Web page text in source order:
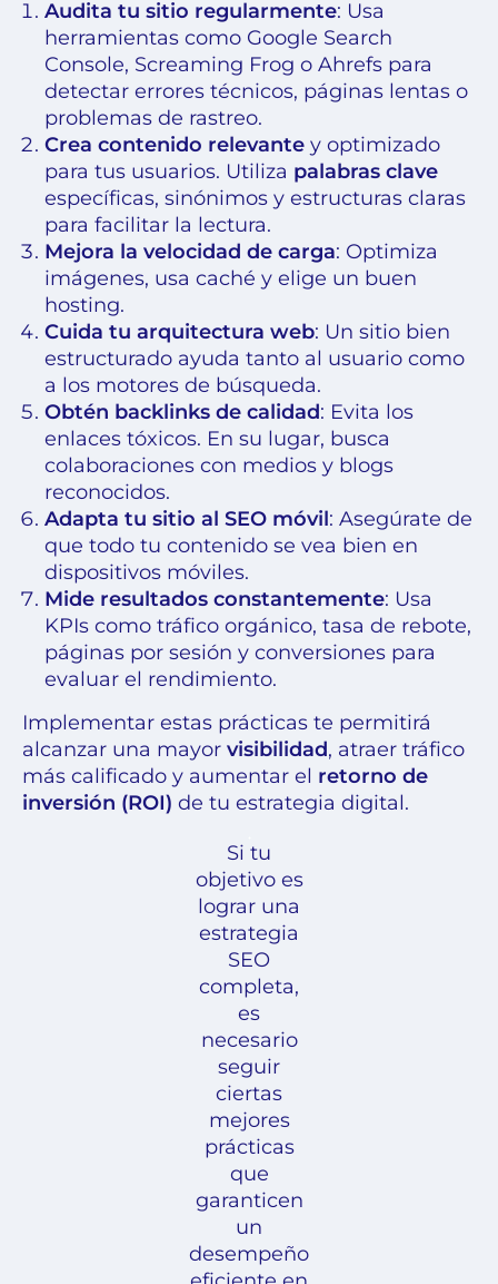
Audita tu sitio regularmente: Usa
herramientas como Google Search
Console, Screaming Frog o Ahrefs para
detectar errores técnicos, páginas lentas o
problemas de rastreo.
Crea contenido relevante y optimizado
para tus usuarios. Utiliza palabras clave
específicas, sinónimos y estructuras claras
para facilitar la lectura.
Mejora la velocidad de carga: Optimiza
imágenes, usa caché y elige un buen
hosting.
Cuida tu arquitectura web: Un sitio bien
estructurado ayuda tanto al usuario como
a los motores de búsqueda.
Obtén backlinks de calidad: Evita los
enlaces tóxicos. En su lugar, busca
colaboraciones con medios y blogs
reconocidos.
Adapta tu sitio al SEO móvil: Asegúrate de
que todo tu contenido se vea bien en
dispositivos móviles.
Mide resultados constantemente: Usa
KPIs como tráfico orgánico, tasa de rebote,
páginas por sesión y conversiones para
evaluar el rendimiento.
Implementar estas prácticas te permitirá
alcanzar una mayor visibilidad, atraer tráfico
más calificado y aumentar el retorno de
inversión (ROI) de tu estrategia digital.
Si tu
objetivo es
lograr una
estrategia
SEO
completa,
es
necesario
seguir
ciertas
mejores
prácticas
que
garanticen
un
desempeño